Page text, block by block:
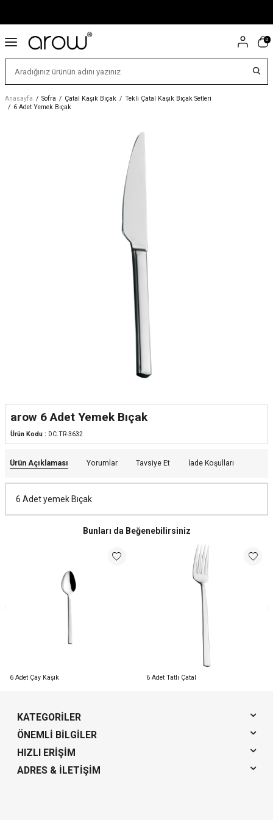
0
Anasayfa / Sofra / Çatal Kaşık Bıçak / Tekli Çatal Kaşık Bıçak Setleri
/ 6 Adet Yemek Bıçak
arow 6 Adet Yemek Bıçak
Ürün Kodu : DC.TR-3632
Ürün Açıklaması Yorumlar Tavsiye Et İade Koşulları
6 Adet yemek Bıçak
Bunları da Beğenebilirsiniz
6 Adet Çay Kaşık 6 Adet Tatlı Çatal
KATEGORILER
ÖNEMLI BILGILER
HIZLI ERIŞIM
ADRES & İLETIŞIM